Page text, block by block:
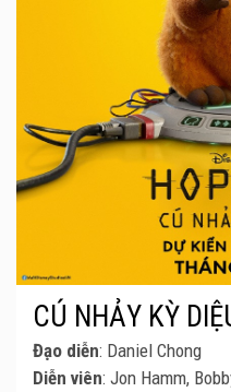
CÚ NHẢY KỲ
Đạo diễn: Daniel Chong
Diễn viên: Jon Hamm,